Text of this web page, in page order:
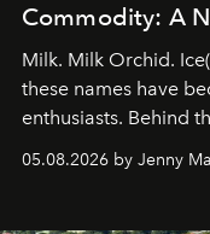
Commodity: A
Milk. Milk Orchid.
these names have
enthusiasts. Behind
an approach that is
05.08.2026 by Jenny